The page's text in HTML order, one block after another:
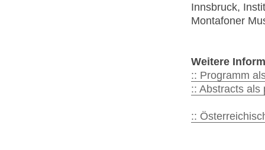
Innsbruck,
Montafoner
Weitere
:: Programm
:: Abstracts als
::